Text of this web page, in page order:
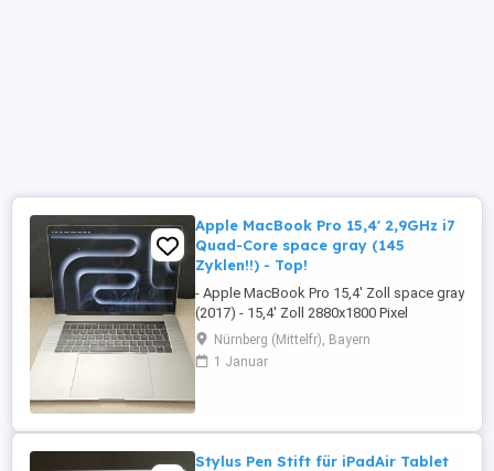
Apple MacBook Pro 15,4' 2,9GHz i7
Quad-Core space gray (145
Zyklen!!) - Top!
- Apple MacBook Pro 15,4' Zoll space gray
(2017) - 15,4' Zoll 2880x1800 Pixel
Truetone - 2,9GHz Quad-Core Intel Core i7
- AMD Radeon Pro 560 (4GB)+Intel HD
Graphics 630 1536MB - 16GB 2133MHz
nur 145 Zyklen!!! - MacOs Ventura (13.7.8)
Nürnberg (Mittelfr), Bayern
1 Januar
Stylus Pen Stift für iPadAir Tablet